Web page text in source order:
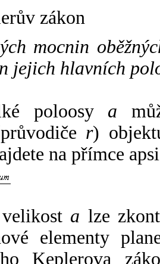
zákon
mocnin
jejich hlavních
poloosy a
r)
na přímce
a lze
elementy
Keplerova